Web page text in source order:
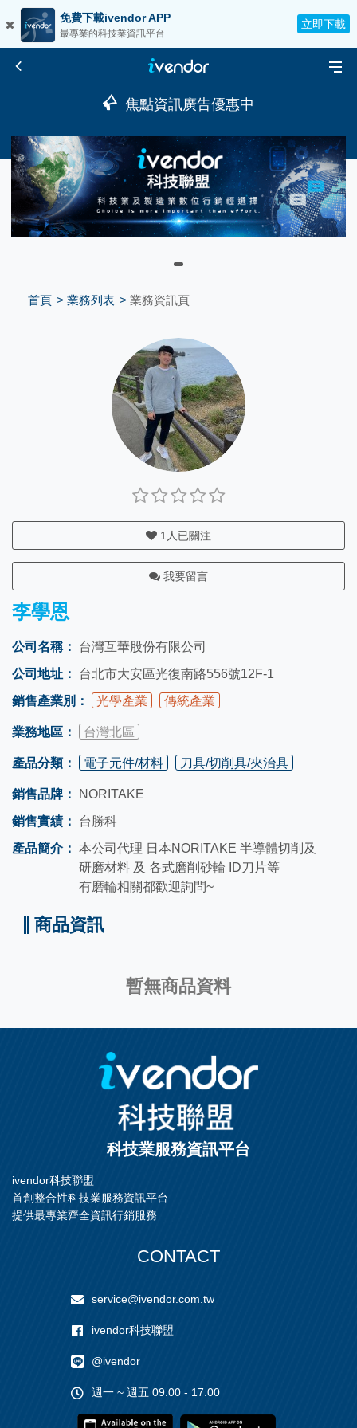
免費下載ivendor APP
最專業的科技業資訊平台
立即下載
焦點資訊廣告優惠中
首頁 業務列表 業務資訊頁
1 人已關注
我要留言
李學恩
公司名稱：
台灣互華股份有限公司
公司地址：
台北市大安區光復南路556號12F-1
銷售產業別：
光學產業 傳統產業
業務地區： 台灣北區
產品分類： 電子元件/材料 刀具/切削具/夾治具
銷售品牌：
NORITAKE
銷售實績：
台勝科
產品簡介： 本公司代理 日本NORITAKE 半導體切削及
研磨材料 及 各式磨削砂輪 ID刀片等
有磨輪相關都歡迎詢問~
商品資訊
暫無商品資料
科技業服務資訊平台
ivendor科技聯盟
首創整合性科技業服務資訊平台
提供最專業齊全資訊行銷服務
CONTACT
service@ivendor.com.tw
ivendor科技聯盟
@ivendor
週一 ~ 週五 09:00 - 17:00